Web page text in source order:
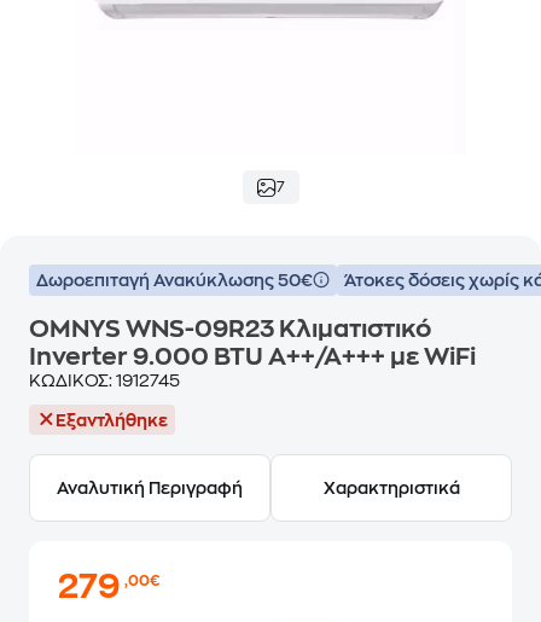
7
Δωροεπιταγή Ανακύκλωσης 50€ Άτοκες δόσεις χωρίς
OMNYS WNS-09R23 Κλιματιστικό
Inverter 9.000 BTU A++/A+++ με WiFi
ΚΩΔΙΚΟΣ: 1912745
Εξαντλήθηκε
Αναλυτική Περιγραφή Χαρακτηριστικά
279,00€